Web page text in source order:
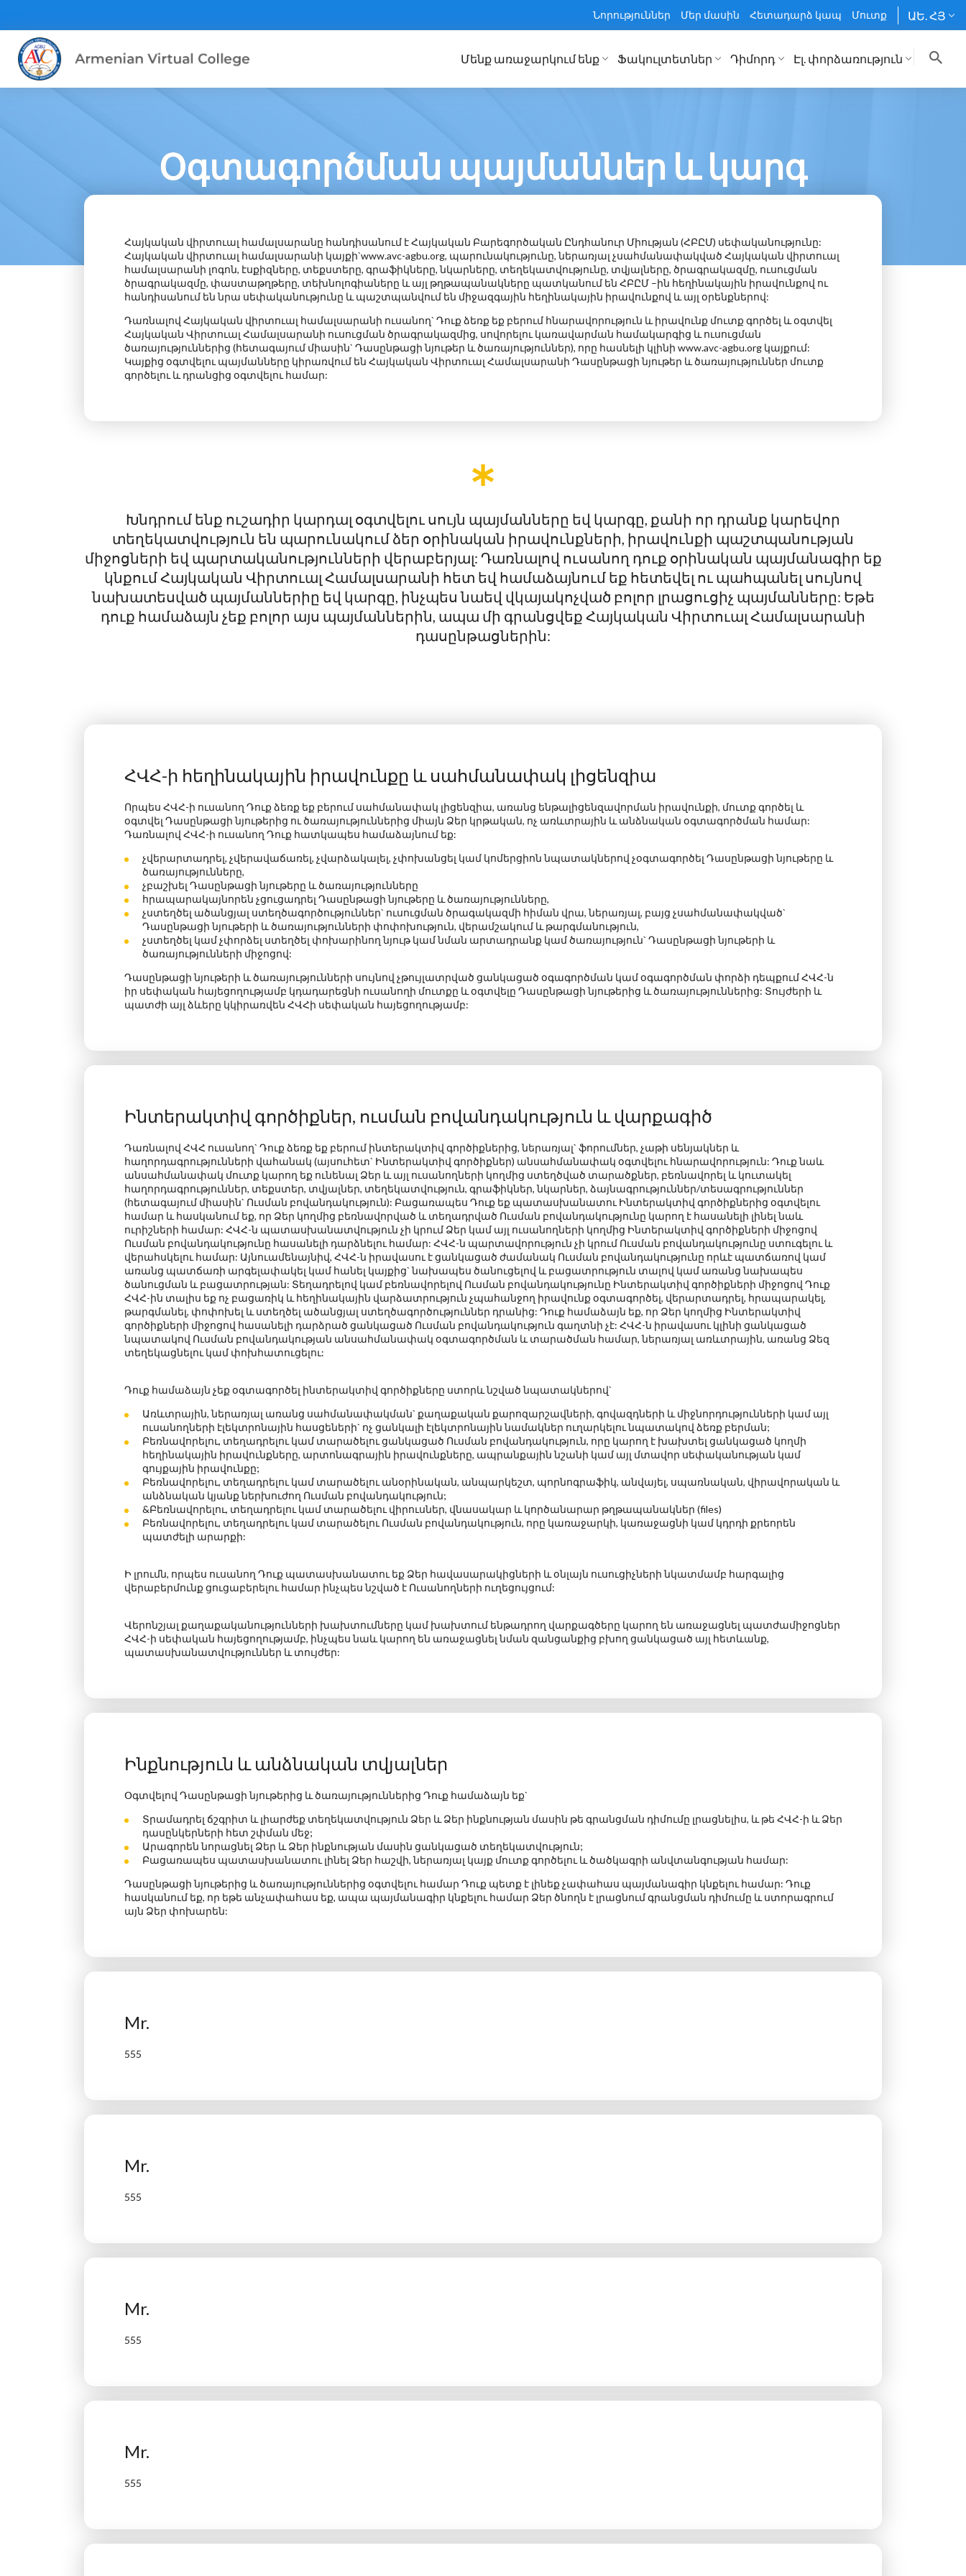
Նորություններ Մեր մասին Հետադարձ կապ Մուտք ԱԵ. ՀՅ
Մենք առաջարկում ենք Ֆակուլտետներ Դիմորդ Էլ. փորձառություն
Օգտագործման պայմաններ և կարգ
Հայկական վիրտուալ համալսարանը հանդիսանում էՀայկական Բարեգործական Ընդհանուր Միության (ՀԲԸՄ) սեփականությունը:
Հայկական վիրտուալ համալսարանի կայքի`www.avc-agbu.org, պարունակությունը, ներառյալ չսահմանափակված Հայկական վիրտուալ
համալսարանի լոգոն, էսքիզները, տեքստերը, գրաֆիկները, նկարները, տեղեկատվությունը, տվյալները, ծրագրակազմը, ուսուցման
ծրագրակազմը, փաստաթղթերը, տեխնոլոգիաները և այլ թղթապանակները պատկանում են ՀԲԸՄ –ին հեղինակային իրավունքով ու
հանդիսանում են նրա սեփականությունը և պաշտպանվում են միջազգային հեղինակային իրավունքով և այլ օրենքներով:
Դառնալով Հայկական վիրտուալ համալսարանի ուսանող` Դուք ձեռք եք բերում հնարավորություն և իրավունք մուտք գործել և օգտվել
Հայկական Վիրտուալ Համալսարանի ուսուցման ծրագրակազմից, սովորելու կառավարման համակարգից և ուսուցման
ծառայություններից (հետագայում միասին` Դասընթացի նյութեր և ծառայություններ), որը հասնելի կլինի www.avc-agbu.org կայքում:
Կայքից օգտվելու պայմանները կիրառվում են Հայկական Վիրտուալ Համալսարանի Դասընթացի նյութեր և ծառայություններ մուտք
գործելու և դրանցից օգտվելու համար:
Խնդրում ենք ուշադիր կարդալ օգտվելու սույն պայմանները եվ կարգը, քանի որ դրանք կարեվոր
տեղեկատվություն են պարունակում ձեր օրինական իրավունքների, իրավունքի պաշտպանության
միջոցների եվ պարտականությունների վերաբերյալ: Դառնալով ուսանող դուք օրինական պայմանագիր եք
կնքում Հայկական Վիրտուալ Համալսարանի հետ եվ համաձայնում եք հետեվել ու պահպանել սույնով
նախատեսված պայմաններիը եվ կարգը, ինչպես նաեվ վկայակոչված բոլոր լրացուցիչ պայմանները: Եթե
դուք համաձայն չեք բոլոր այս պայմաններին, ապա մի գրանցվեք Հայկական Վիրտուալ Համալսարանի
դասընթացներին:
ՀՎՀ-ի հեղինակային իրավունքը և սահմանափակ լիցենզիա
Որպես ՀՎՀ-ի ուսանող Դուք ձեռք եք բերում սահմանափակ լիցենզիա, առանց ենթալիցենզավորման իրավունքի, մուտք գործել և
օգտվել Դասընթացի նյութերից ու ծառայություններից միայն Ձեր կրթական, ոչ առևտրային և անձնական օգտագործման համար:
Դառնալով ՀՎՀ-ի ուսանող Դուք հատկապես համաձայնում եք:
չվերարտադրել, չվերավաճառել, չվարձակալել, չփոխանցել կամ կոմերցիոն նպատակներով չօգտագործել Դասընթացի նյութերը և
ծառայությունները,
չբաշխել Դասընթացի նյութերը և ծառայությունները
հրապարակայնորեն չցուցադրել Դասընթացի նյութերը և ծառայությունները,
չստեղծել ածանցյալ ստեղծագործություններ` ուսուցման ծրագակազմի հիման վրա, ներառյալ, բայց չսահմանափակված`
Դասընթացի նյութերի և ծառայությունների փոփոխություն, վերամշակում և թարգմանություն,
չստեղծել կամ չփորձել ստեղծել փոխարինող նյութ կամ նման արտադրանք կամ ծառայություն` Դասընթացի նյութերի և
ծառայությունների միջոցով:
Դասընթացի նյութերի և ծառայությունների սույնով չթույլատրված ցանկացած օգագործման կամ օգագործման փորձի դեպքումՀՎՀ-ն
իր սեփական հայեցողությամբ կդադարեցնի ուսանողի մուտքը և օգտվելը Դասընթացի նյութերից և ծառայություններից: Տույժերի և
պատժի այլ ձևերը կկիրառվեն ՀՎՀի սեփական հայեցողությամբ:
Ինտերակտիվ գործիքներ, ուսման բովանդակություն և վարքագիծ
Դառնալով ՀՎՀ ուսանող` Դուք ձեռք եք բերում ինտերակտիվ գործիքներից, ներառյալ` ֆորումներ, չաթի սենյակներ և
հաղորդագրությունների վահանակ (այսուհետ` Ինտերակտիվ գործիքներ) անսահմանափակ օգտվելու հնարավորություն: Դուք նաև
անսահմանափակ մուտք կարող եք ունենալ Ձեր և այլ ուսանողների կողմից ստեղծված տարածքներ, բեռնավորել և կուտակել
հաղորդագրություններ, տեքստեր, տվյալներ, տեղեկատվություն, գրաֆիկներ, նկարներ, ձայնագրություններ/տեսագրություններ
(հետագայում միասին` Ուսման բովանդակություն): Բացառապես Դուք եք պատասխանատու Ինտերակտիվ գործիքներից օգտվելու
համար և հասկանում եք, որ Ձեր կողմից բեռնավորված և տեղադրված Ուսման բովանդակությունը կարող է հասանելի լինել նաև
ուրիշների համար: ՀՎՀ-ն պատասխանատվություն չի կրում Ձեր կամ այլ ուսանողների կողմից Ինտերակտիվ գործիքների միջոցով
Ուսման բովանդակությունը հասանելի դարձնելու համար: ՀՎՀ-ն պարտավորություն չի կրում Ուսման բովանդակությունը ստուգելու և
վերահսկելու համար: Այնուամենայնիվ, ՀՎՀ-ն իրավասու է ցանկացած ժամանակ Ուսման բովանդակությունը որևէ պատճառով կամ
առանց պատճառի արգելափակել կամ հանել կայքից` նախապես ծանուցելով և բացատրություն տալով կամ առանց նախապես
ծանուցման և բացատրության: Տեղադրելով կամ բեռնավորելով Ուսման բովանդակությունը Ինտերակտիվ գործիքների միջոցով Դուք
ՀՎՀ-ին տալիս եք ոչ բացառիկ և հեղինակային վարձատրություն չպահանջող իրավունք օգտագործել, վերարտադրել, հրապարակել,
թարգմանել, փոփոխել և ստեղծել ածանցյալ ստեղծագործություններ դրանից: Դուք համաձայն եք, որ Ձեր կողմից Ինտերակտիվ
գործիքների միջոցով հասանելի դարձրած ցանկացած Ուսման բովանդակություն գաղտնի չէ: ՀՎՀ-ն իրավասու կլինի ցանկացած
նպատակով Ուսման բովանդակության անսահմանափակ օգտագործման և տարածման համար, ներառյալ առևտրային, առանց Ձեզ
տեղեկացնելու կամ փոխհատուցելու:
Դուք համաձայն չեք օգտագործել ինտերակտիվ գործիքները ստորև նշված նպատակներով`
Առևտրային, ներառյալ առանց սահմանափակման` քաղաքական քարոզարշավների, գովազդների և միջնորդությունների կամ այլ
ուսանողների էլեկտրոնային հասցեների` ոչ ցանկալի էլեկտրոնային նամակներ ուղարկելու նպատակով ձեռք բերման;
Բեռնավորելու, տեղադրելու կամ տարածելու ցանկացած Ուսման բովանդակություն, որը կարող է խախտել ցանկացած կողմի
հեղինակային իրավունքները, արտոնագրային իրավունքները, ապրանքային նշանի կամ այլ մտավոր սեփականության կամ
գույքային իրավունքը;
Բեռնավորելու, տեղադրելու կամ տարածելու անօրինական, անպարկեշտ, պորնոգրաֆիկ, անվայել, սպառնական, վիրավորական և
անձնական կյանք ներխուժող Ուսման բովանդակություն;
&Բեռնավորելու, տեղադրելու կամ տարածելու վիրուսներ, վնասակար և կործանարար թղթապանակներ (files)
Բեռնավորելու, տեղադրելու կամ տարածելու Ուսման բովանդակություն, որը կառաջարկի, կառաջացնի կամ կդրդի քրեորեն
պատժելի արարքի:
Ի լրումն, որպես ուսանող Դուք պատասխանատու եք Ձեր հավասարակիցների և օնլայն ուսուցիչների նկատմամբ հարգալից
վերաբերմունք ցուցաբերելու համար ինչպես նշված է Ուսանողների ուղեցույցում:
Վերոնշյալ քաղաքականությունների խախտումները կամ խախտում ենթադրող վարքագծերը կարող են առաջացնել պատժամիջոցներ
ՀՎՀ-ի սեփական հայեցողությամբ, ինչպես նաև կարող են առաջացնել նման զանցանքից բխող ցանկացած այլ հետևանք,
պատասխանատվություններ և տույժեր:
Ինքնություն և անձնական տվյալներ
Օգտվելով Դասընթացի նյութերից և ծառայություններից Դուք համաձայն եք`
Տրամադրել ճշգրիտ և լիարժեք տեղեկատվություն Ձեր և Ձեր ինքնության մասին թե գրանցման դիմումը լրացնելիս, և թե ՀՎՀ-ի և Ձեր
դասընկերների հետ շփման մեջ;
Արագորեն նորացնել Ձեր և Ձեր ինքնության մասին ցանկացած տեղեկատվություն;
Բացառապես պատասխանատու լինել Ձեր հաշվի, ներառյալ կայք մուտք գործելու և ծածկագրի անվտանգության համար:
Դասընթացինյութերից և ծառայություններից օգտվելու համար Դուք պետք է լինեք չափահաս պայմանագիր կնքելու համար: Դուք
հասկանում եք, որ եթե անչափահաս եք, ապա պայմանագիր կնքելու համար Ձեր ծնողն է լրացնում գրանցման դիմումը և ստորագրում
այն Ձեր փոխարեն:
Mr.
555
Mr.
555
Mr.
555
Mr.
555